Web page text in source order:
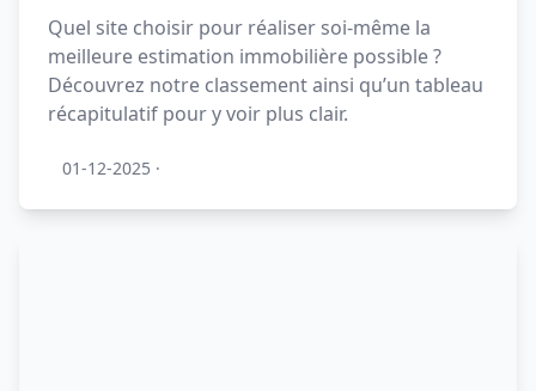
Quel site choisir pour réaliser soi-même la
meilleure estimation immobilière possible ?
Découvrez notre classement ainsi qu’un tableau
récapitulatif pour y voir plus clair.
01-12-2025 ·